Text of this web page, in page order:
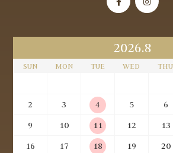
2026.8
SUN MON TUE WED THU
2
3 4 5 6
9
10 11 12 13
16
17 18 19 20